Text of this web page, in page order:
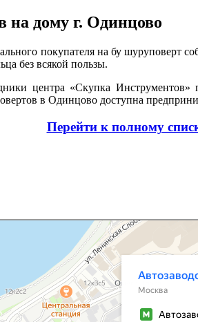
на дому г. Одинцово
покупателя на бу
без всякой пользы.
центра «Скупка
в Одинцово доступна
Перейти к полному